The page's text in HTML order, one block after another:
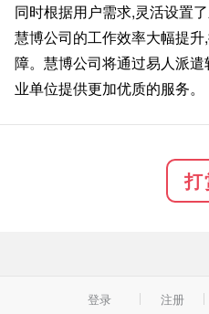
同时根据用户需求,灵活设置
慧博公司的工作效率大幅提
障。慧博公司将通过易人派
业单位提供更加优质的服务。
打
登录 注册